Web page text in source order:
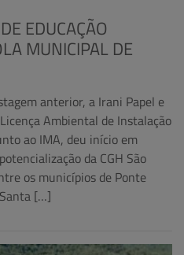
EDUCAÇÃO
MUNICIPAL DE
anterior, a Irani Papel e
Ambiental de Instalação
ao IMA, deu início em
da CGH São
os municípios de Ponte
[…]